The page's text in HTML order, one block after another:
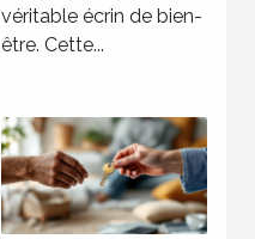
véritable écrin de bien-
être. Cette...